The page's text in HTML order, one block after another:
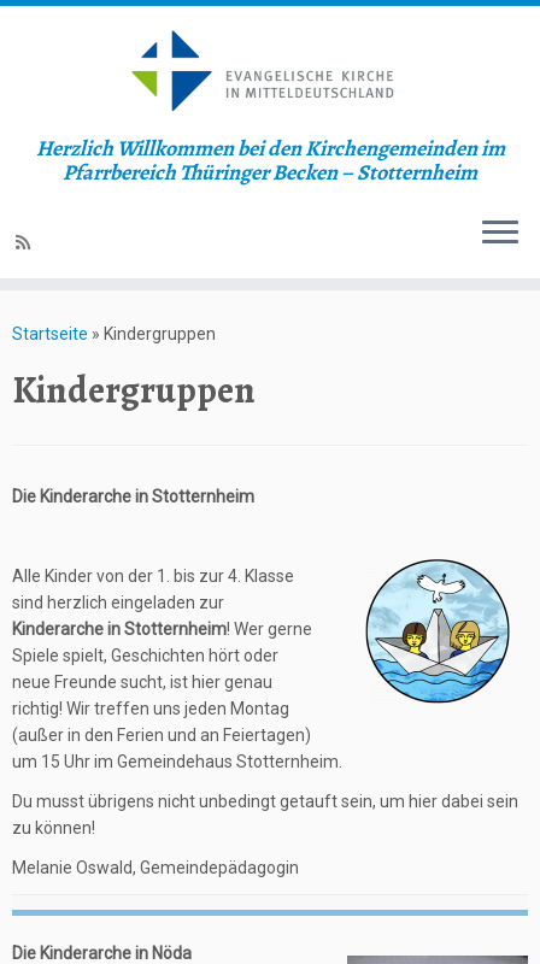
Inhalt
Herzlich Willkommen bei den Kirchengemeinden im
Pfarrbereich Thüringer Becken – Stotternheim
Startseite » Kindergruppen
Kindergruppen
Die Kinderarche in Stotternheim
Alle Kinder von der 1. bis zur 4. Klasse
sind herzlich eingeladen zur
Kinderarche in Stotternheim! Wer gerne
Spiele spielt, Geschichten hört oder
neue Freunde sucht, ist hier genau
richtig! Wir treffen uns jeden Montag
(außer in den Ferien und an Feiertagen)
um 15 Uhr im Gemeindehaus Stotternheim.
Du musst übrigens nicht unbedingt getauft sein, um hier dabei sein
zu können!
Melanie Oswald, Gemeindepädagogin
Die Kinderarche in Nöda